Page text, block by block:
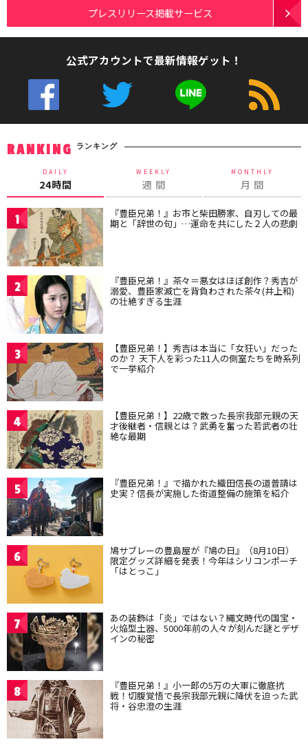
プレスリリース掲載サービス
公式アカウントで最新情報ゲット！
RANKING ランキング
DAILY
24時間
WEEKLY
週 間
MONTHLY
月 間
1 『豊臣兄弟！』お市と柴田勝家、自刃しての最
期と「辞世の句」…運命を共にした２人の悲劇
2 『豊臣兄弟！』茶々＝悪女はほぼ創作？秀吉が
溺愛、豊臣家滅亡を背負わされた茶々(井上和)
の壮絶すぎる生涯
3 【豊臣兄弟！】秀吉は本当に「女狂い」だった
のか？ 天下人を彩った11人の側室たちを時系列
で一挙紹介
4 【豊臣兄弟！】22歳で散った長宗我部元親の天
才後継者・信親とは？武勇を奮った若武者の壮
絶な最期
5 『豊臣兄弟！』で描かれた織田信長の道普請は
史実？信長が実施した街道整備の施策を紹介
6 鳩サブレーの豊島屋が『鳩の日』（8月10日）
限定グッズ詳細を発表！今年はシリコンポーチ
「はとっこ」
7 あの装飾は「炎」ではない？縄文時代の国宝・
火焔型土器、5000年前の人々が刻んだ謎とデザ
インの秘密
8 『豊臣兄弟！』小一郎の5万の大軍に徹底抗
戦！切腹覚悟で長宗我部元親に降伏を迫った武
将・谷忠澄の生涯